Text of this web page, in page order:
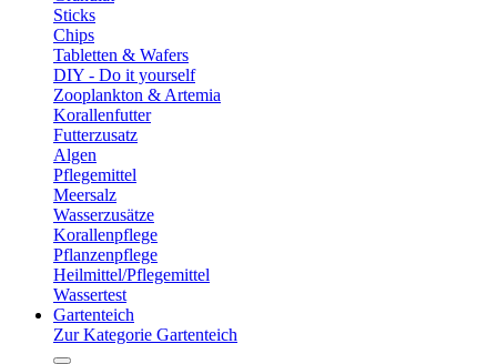
Sticks
Chips
Tabletten & Wafers
DIY - Do it yourself
Zooplankton & Artemia
Korallenfutter
Futterzusatz
Algen
Pflegemittel
Meersalz
Wasserzusätze
Korallenpflege
Pflanzenpflege
Heilmittel/Pflegemittel
Wassertest
Gartenteich
Zur Kategorie Gartenteich